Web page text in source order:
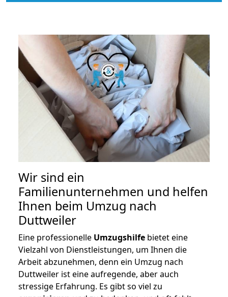
Wir sind ein
Familienunternehmen und helfen
Ihnen beim Umzug nach
Duttweiler
Eine professionelle Umzugshilfe bietet eine
Vielzahl von Dienstleistungen, um Ihnen die
Arbeit abzunehmen, denn ein Umzug nach
Duttweiler ist eine aufregende, aber auch
stressige Erfahrung. Es gibt so viel zu